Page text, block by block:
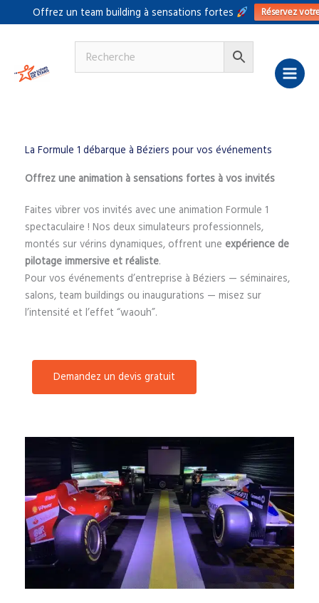
Offrez un team building à sensations fortes Réservez
au
La Formule 1 débarque à Béziers pour vos événements
Offrez une animation à sensations fortes à vos invités
Faites vibrer vos invités avec une animation Formule 1
spectaculaire ! Nos deux simulateurs professionnels,
montés sur vérins dynamiques, offrent une expérience de
pilotage immersive et réaliste.
Pour vos événements d’entreprise à Béziers — séminaires,
salons, team buildings ou inaugurations — misez sur
l’intensité et l’effet “waouh”.
Demandez un devis gratuit